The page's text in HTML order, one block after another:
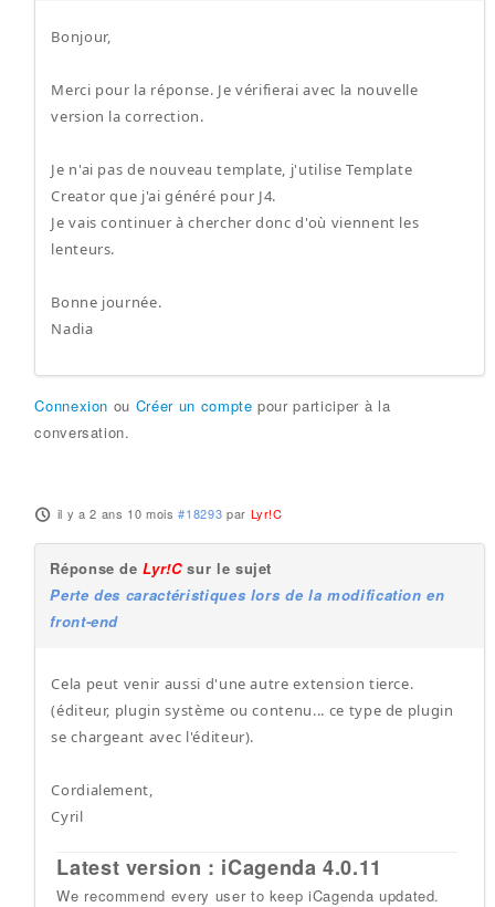
Bonjour,
Merci pour la réponse. Je vérifierai avec la nouvelle
version la correction.
Je n'ai pas de nouveau template, j'utilise Template
Creator que j'ai généré pour J4.
Je vais continuer à chercher donc d'où viennent les
lenteurs.
Bonne journée.
Nadia
Connexion ou Créer un compte pour participer à la
conversation.
il y a 2 ans 10 mois #18293 par Lyr!C
Réponse deLyr!Csur le sujet
Perte des caractéristiques lors de la modification en
front-end
Cela peut venir aussi d'une autre extension tierce.
(éditeur, plugin système ou contenu... ce type de plugin
se chargeant avec l'éditeur).
Cordialement,
Cyril
Latest version : iCagenda 4.0.11
We recommend every user to keep iCagenda updated.